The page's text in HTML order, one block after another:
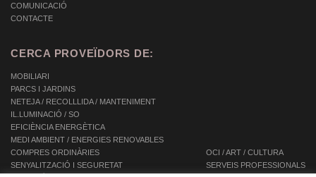
COMUNICACIÓ
CONTACTE
CERCA PROVEÏDORS DE:
MOBILIARI
PARCS I JARDINS
NETEJA / RECOLLLIDA / MANTENIMENT
IL.LUMINACIÓ / SO
EFICIÈNCIA ENERGÈTICA
MEDI AMBIENT / ENERGIES RENOVABLES
COMPRES ORDINÀRIES
SENYALITZACIÓ I SEGURETAT
OCI / ART / CULTURA
SERVEIS PROFESSIONALS